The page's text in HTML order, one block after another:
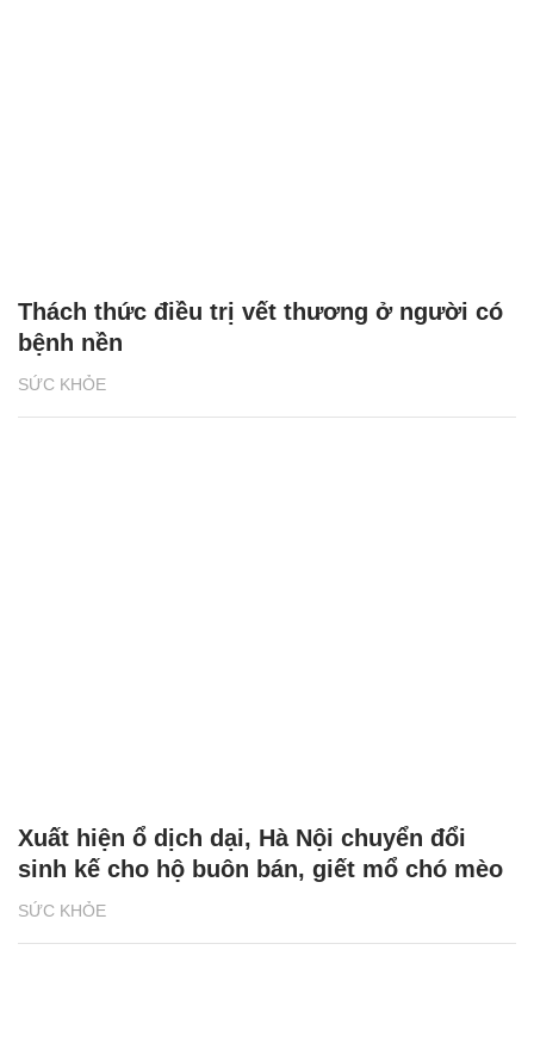
SỨC KHỎE
Thách thức điều trị vết thương ở người có
bệnh nền
SỨC KHỎE
Xuất hiện ổ dịch dại, Hà Nội chuyển đổi
sinh kế cho hộ buôn bán, giết mổ chó mèo